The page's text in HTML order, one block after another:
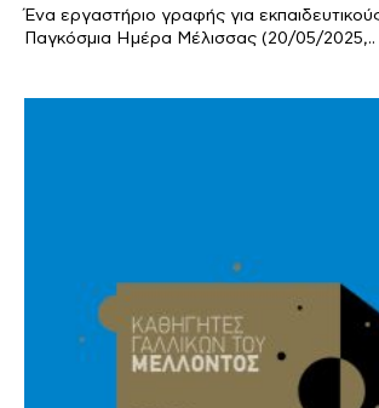
Ένα εργαστήριο γραφής για
Παγκόσμια Ημέρα Μέλισσας (20/05/2025,..